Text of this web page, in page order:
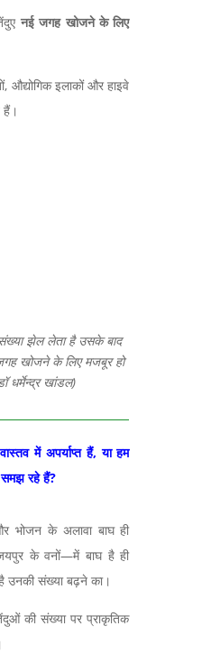
नई जगह खोजने के लिए
, औद्योगिक इलाकों और हाइवे
झेल लेता है उसके बाद
खोजने के लिए मजबूर हो
धर्मेन्द्र खांडल)
में अपर्याप्त हैं, या हम
समझ रहे हैं?
भोजन के अलावा बाघ ही
के वनों—में बाघ है ही
उनकी संख्या बढ़ने का।
की संख्या पर प्राकृतिक